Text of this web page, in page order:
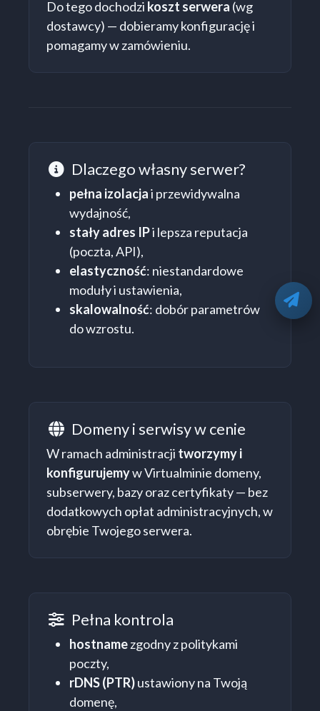
Do tego dochodzi koszt serwera (wg
dostawcy) — dobieramy konfigurację i
pomagamy w zamówieniu.
Dlaczego własny serwer
Dlaczego własny serwer?
pełna izolacjai przewidywalna
wydajność,
stały adres IPi lepsza reputacja
(poczta, API),
elastyczność: niestandardowe
moduły i ustawienia,
skalowalność: dobór parametrów
do wzrostu.
Domeny i serwisy
Domeny i serwisy w cenie
W ramach administracji tworzymy i
konfigurujemyw Virtualminie domeny,
subserwery, bazy oraz certyfikaty — bez
dodatkowych opłat administracyjnych, w
obrębie Twojego serwera.
Pełna kontrola
Pełna kontrola
hostnamezgodny z politykami
poczty,
rDNS (PTR)ustawiony na Twoją
domenę,